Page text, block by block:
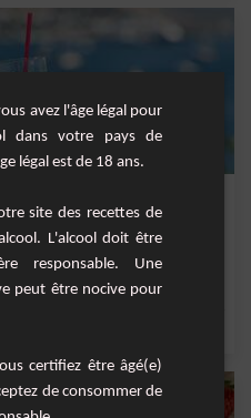
citron frais, curaçao bleu et sirop de
avez l'âge légal pour
dans votre pays de
légal est de 18 ans.
site des recettes de
L'alcool doit être
responsable. Une
peut être nocive pour
certifiez être âgé(e)
de consommer de